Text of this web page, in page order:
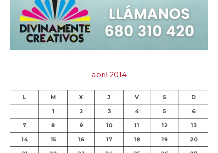
abril 2014
L M X J V S D
1 2 3 4 5 6
7 8 9 10 11 12 13
14 15 16 17 18 19 20